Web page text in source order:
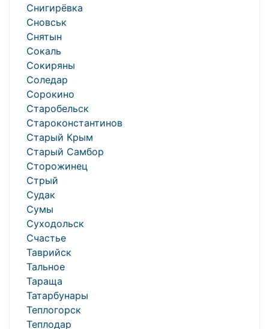
Снигирёвка
Сновськ
Снятын
Сокаль
Сокиряны
Соледар
Сорокино
Старобельск
Староконстантинов
Старый Крым
Старый Самбор
Сторожинец
Стрый
Судак
Сумы
Суходольск
Счастье
Таврийск
Тальное
Тараща
Татарбунары
Теплогорск
Теплодар